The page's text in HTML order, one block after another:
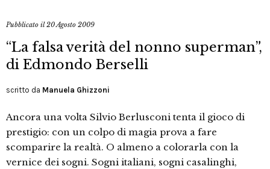
Pubblicato il20 Agosto 2009
“La falsa verità del nonno superman”,
di Edmondo Berselli
scritto da Manuela Ghizzoni
Ancora una volta Silvio Berlusconi tenta il gioco di
prestigio: con un colpo di magia prova a fare
scomparire la realtà. O almeno a colorarla con la
vernice dei sogni. Sogni italiani, sogni casalinghi,